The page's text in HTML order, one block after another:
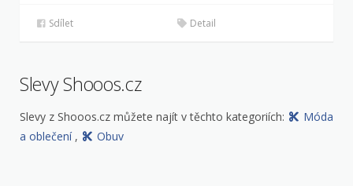
Sdílet Detail
Slevy Shooos.cz
Slevy z Shooos.cz můžete najít v těchto kategoriích:
Móda
a oblečení , Obuv